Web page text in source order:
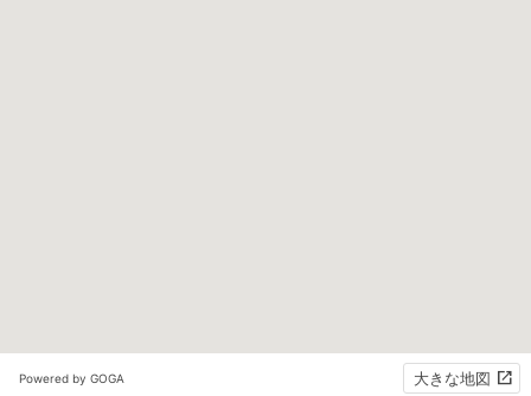
Powered by GOGA 大きな地図